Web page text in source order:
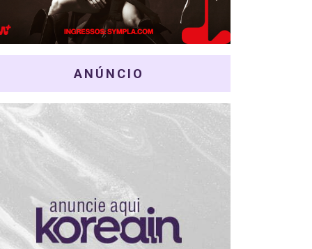
ANÚNCIO